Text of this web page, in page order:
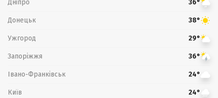
Дніпро 36°
Донецьк 38°
Ужгород 29°
Запоріжжя 36°
Івано-Франківськ 24°
Київ 24°